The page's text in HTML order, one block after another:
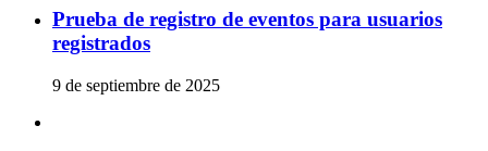
Prueba de registro de eventos para usuarios
registrados
9 de septiembre de 2025